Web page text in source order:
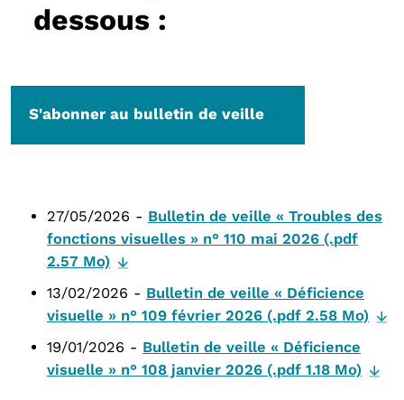
dessous :
S'abonner au bulletin de veille
27/05/2026 - Bulletin de veille « Troubles des
fonctions visuelles » n° 110 mai 2026 (.pdf
2.57 Mo)
13/02/2026 - Bulletin de veille « Déficience
visuelle » n° 109 février 2026 (.pdf 2.58 Mo)
19/01/2026 - Bulletin de veille « Déficience
visuelle » n° 108 janvier 2026 (.pdf 1.18 Mo)